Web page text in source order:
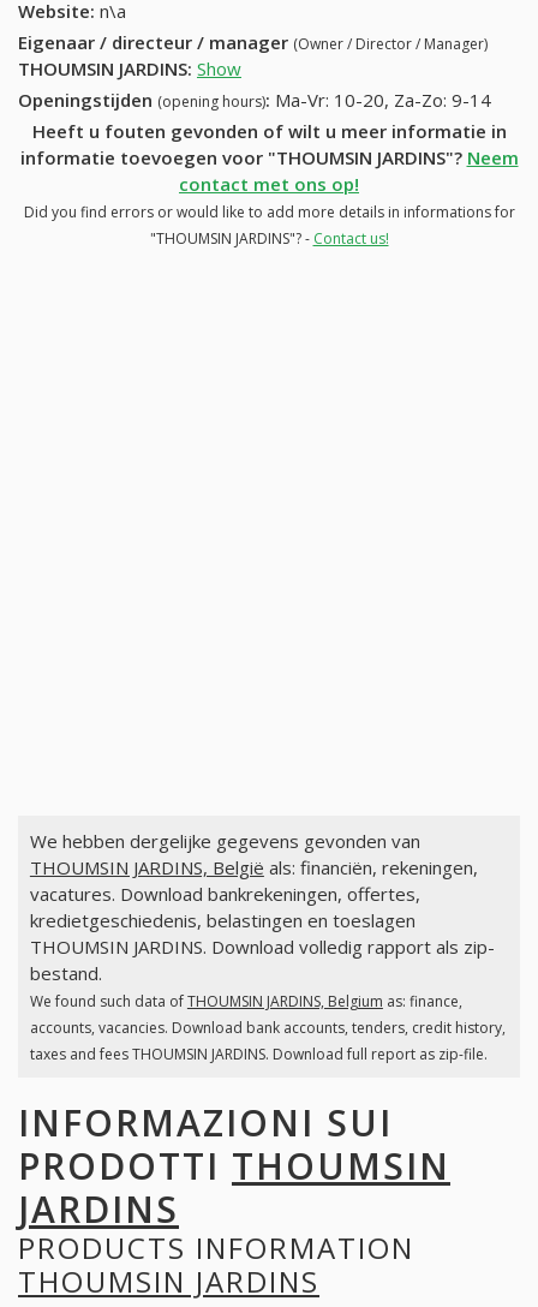
Website: n\a
Eigenaar / directeur / manager (Owner / Director / Manager)
THOUMSIN JARDINS: Show
Openingstijden (opening hours): Ma-Vr: 10-20, Za-Zo: 9-14
Heeft u fouten gevonden of wilt u meer informatie in
informatie toevoegen voor "THOUMSIN JARDINS"? Neem
contact met ons op!
Did you find errors or would like to add more details in informations for
"THOUMSIN JARDINS"? - Contact us!
We hebben dergelijke gegevens gevonden van
THOUMSIN JARDINS, België als: financiën, rekeningen,
vacatures. Download bankrekeningen, offertes,
kredietgeschiedenis, belastingen en toeslagen
THOUMSIN JARDINS. Download volledig rapport als zip-
bestand.
We found such data ofTHOUMSIN JARDINS, Belgium as: finance,
accounts, vacancies. Download bank accounts, tenders, credit history,
taxes and fees THOUMSIN JARDINS. Download full report as zip-file.
INFORMAZIONI SUI
PRODOTTI THOUMSIN
JARDINS
PRODUCTS INFORMATION
THOUMSIN JARDINS